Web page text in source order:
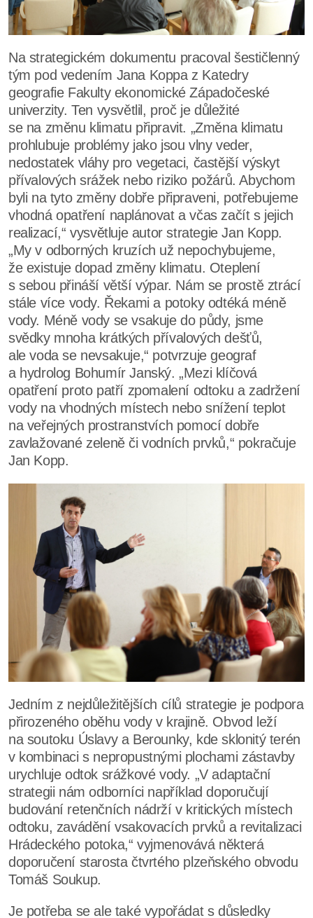
Na strategickém dokumentu pracoval šestičlenný
tým pod vedením Jana Koppa z Katedry
geografie Fakulty ekonomické Západočeské
univerzity. Ten vysvětlil, proč je důležité
se na změnu klimatu připravit. „Změna klimatu
prohlubuje problémy jako jsou vlny veder,
nedostatek vláhy pro vegetaci, častější výskyt
přívalových srážek nebo riziko požárů. Abychom
byli na tyto změny dobře připraveni, potřebujeme
vhodná opatření naplánovat a včas začít s jejich
realizací,“ vysvětluje autor strategie Jan Kopp.
„My v odborných kruzích už nepochybujeme,
že existuje dopad změny klimatu. Oteplení
s sebou přináší větší výpar. Nám se prostě ztrácí
stále více vody. Řekami a potoky odtéká méně
vody. Méně vody se vsakuje do půdy, jsme
svědky mnoha krátkých přívalových dešťů,
ale voda se nevsakuje,“ potvrzuje geograf
a hydrolog Bohumír Janský. „Mezi klíčová
opatření proto patří zpomalení odtoku a zadržení
vody na vhodných místech nebo snížení teplot
na veřejných prostranstvích pomocí dobře
zavlažované zeleně či vodních prvků,“ pokračuje
Jan Kopp.
Jedním z nejdůležitějších cílů strategie je podpora
přirozeného oběhu vody v krajině. Obvod leží
na soutoku Úslavy a Berounky, kde sklonitý terén
v kombinaci s nepropustnými plochami zástavby
urychluje odtok srážkové vody. „V adaptační
strategii nám odborníci například doporučují
budování retenčních nádrží v kritických místech
odtoku, zavádění vsakovacích prvků a revitalizaci
Hrádeckého potoka,“ vyjmenovává některá
doporučení starosta čtvrtého plzeňského obvodu
Tomáš Soukup.
Je potřeba se ale také vypořádat s důsledky